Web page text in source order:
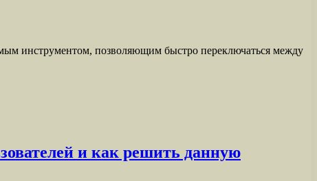
инструментом, позволяющим быстро переключаться между
и как решить данную